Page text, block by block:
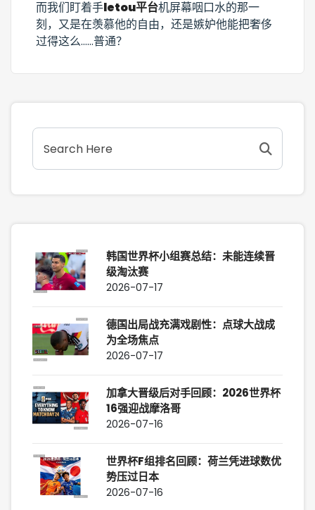
而我们盯着手letou平台机屏幕咽口水的那一
刻，又是在羡慕他的自由，还是嫉妒他能把奢侈
过得这么……普通？
韩国世界杯小组赛总结：未能连续晋
级淘汰赛
2026-07-17
德国出局战充满戏剧性：点球大战成
为全场焦点
2026-07-17
加拿大晋级后对手回顾：2026世界杯
16强迎战摩洛哥
2026-07-16
世界杯F组排名回顾：荷兰凭进球数优
势压过日本
2026-07-16